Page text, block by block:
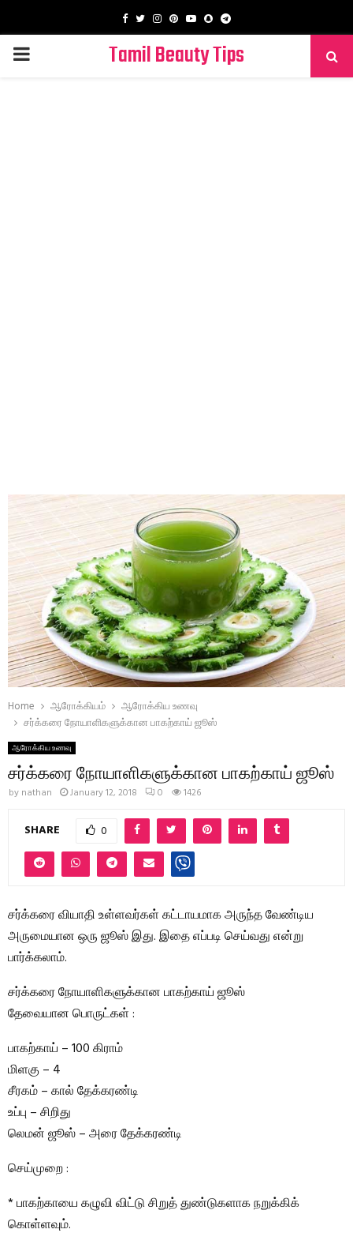
Facebook
TwitterInstagram
PinterestYoutube
SnapchatTelegram
PRIMARY
Tamil Beauty Tips
Home ஆரோக்கியம்
ஆரோக்கிய உணவு
சர்க்கரை நோயாளிகளுக்கான பாகற்காய் ஜூஸ்
ஆரோக்கிய உணவு
சர்க்கரை நோயாளிகளுக்கான பாகற்காய் ஜூஸ்
by nathan January 12, 2018 0 1426
SHARE 0
சர்க்கரை வியாதி உள்ளவர்கள் கட்டாயமாக அருந்த வேண்டிய
அருமையான ஒரு ஜூஸ் இது. இதை எப்படி செய்வது என்று
பார்க்கலாம்.
சர்க்கரை நோயாளிகளுக்கான பாகற்காய் ஜூஸ்
தேவையான பொருட்கள் :
பாகற்காய் – 100 கிராம்
மிளகு – 4
சீரகம் – கால் தேக்கரண்டி
உப்பு – சிறிது
லெமன் ஜூஸ் – அரை தேக்கரண்டி
செய்முறை :
* பாகற்காயை கழுவி விட்டு சிறுத் துண்டுகளாக நறுக்கிக்
கொள்ளவும்.